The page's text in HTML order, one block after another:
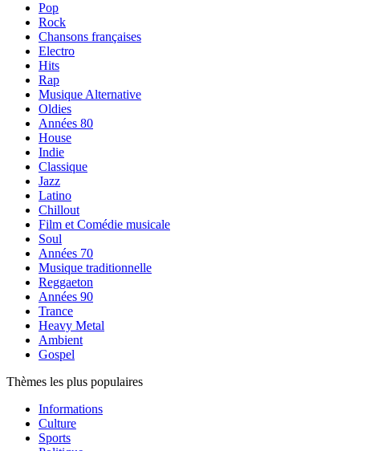
Pop
Rock
Chansons françaises
Electro
Hits
Rap
Musique Alternative
Oldies
Années 80
House
Indie
Classique
Jazz
Latino
Chillout
Film et Comédie musicale
Soul
Années 70
Musique traditionnelle
Reggaeton
Années 90
Trance
Heavy Metal
Ambient
Gospel
Thèmes les plus populaires
Informations
Culture
Sports